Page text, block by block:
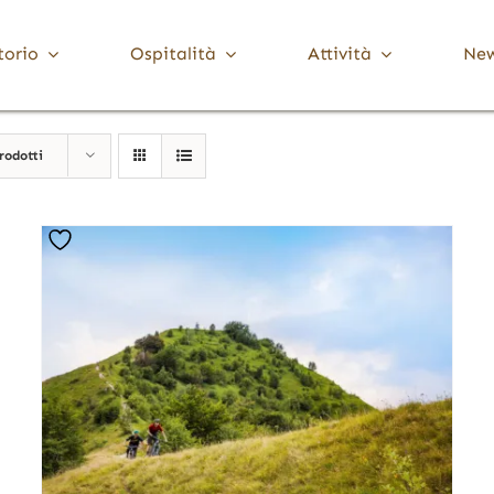
Media Valle Trompia
Marcheno
Ospitalità Attività
Ville, palazzi e torri